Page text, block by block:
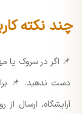
چند نکته
📌 اگر در سروک یا
دست ندهید. 📌
آرایشگاه، ارسال